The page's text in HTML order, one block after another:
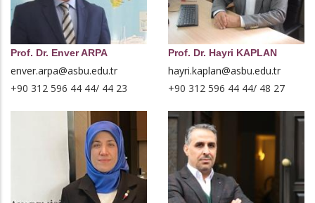
Prof. Dr. Enver ARPA
enver.arpa@asbu.edu.tr
+90 312 596 44 44/ 44 23
Prof. Dr. Hayri KAPLAN
hayri.kaplan@asbu.edu.tr
+90 312 596 44 44/ 48 27